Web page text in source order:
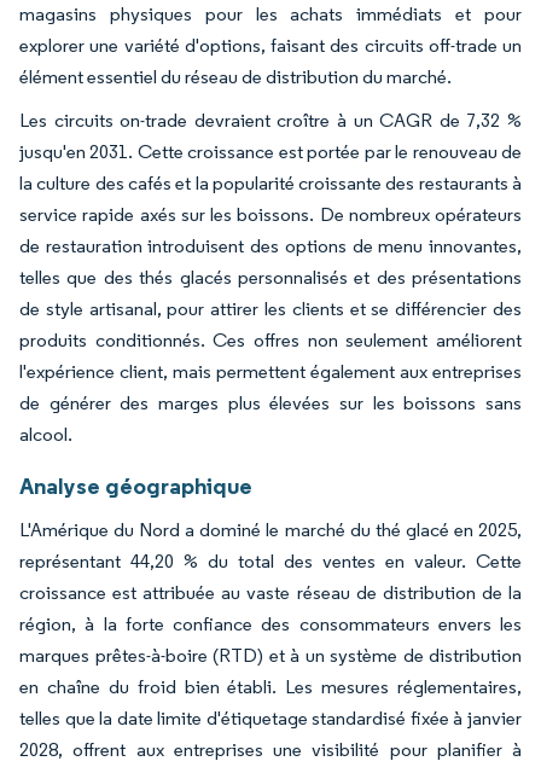
magasins physiques pour les achats immédiats et pour
explorer une variété d'options, faisant des circuits off-trade un
élément essentiel du réseau de distribution du marché.
Les circuits on-trade devraient croître à un CAGR de 7,32 %
jusqu'en 2031. Cette croissance est portée par le renouveau de
la culture des cafés et la popularité croissante des restaurants à
service rapide axés sur les boissons. De nombreux opérateurs
de restauration introduisent des options de menu innovantes,
telles que des thés glacés personnalisés et des présentations
de style artisanal, pour attirer les clients et se différencier des
produits conditionnés. Ces offres non seulement améliorent
l'expérience client, mais permettent également aux entreprises
de générer des marges plus élevées sur les boissons sans
alcool.
Analyse géographique
L'Amérique du Nord a dominé le marché du thé glacé en 2025,
représentant 44,20 % du total des ventes en valeur. Cette
croissance est attribuée au vaste réseau de distribution de la
région, à la forte confiance des consommateurs envers les
marques prêtes-à-boire (RTD) et à un système de distribution
en chaîne du froid bien établi. Les mesures réglementaires,
telles que la date limite d'étiquetage standardisé fixée à janvier
2028, offrent aux entreprises une visibilité pour planifier à